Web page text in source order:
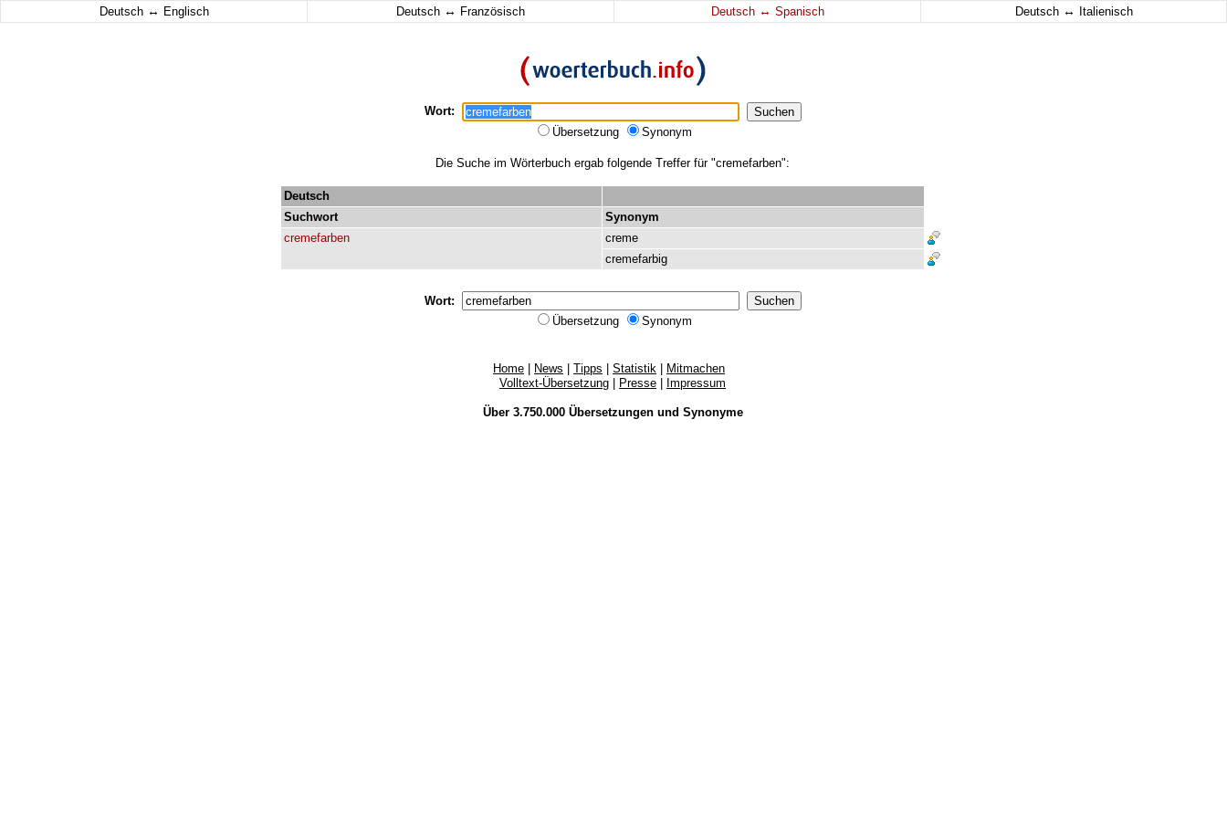
Deutsch ↔ Englisch Deutsch ↔ Französisch Deutsch ↔ Spanisch Deutsch ↔ Italienisch
Wort:
Übersetzung
Synonym
Die Suche im Wörterbuch ergab folgende Treffer für "cremefarben":
Deutsch
Suchwort
Synonym
cremefarben
creme
cremefarbig
Wort:
Übersetzung
Synonym
Home News Tipps Statistik
Mitmachen
Volltext-Übersetzung
Presse Impressum
Über 3.750.000 Übersetzungenund Synonyme